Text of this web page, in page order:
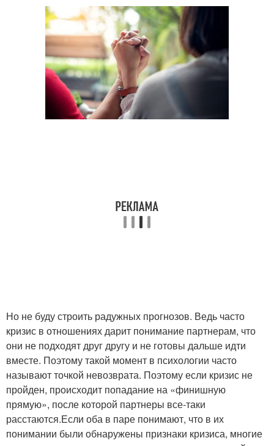
Но не буду строить радужных прогнозов. Ведь часто
кризис в отношениях дарит понимание партнерам, что
они не подходят друг другу и не готовы дальше идти
вместе. Поэтому такой момент в психологии часто
называют точкой невозврата. Поэтому если кризис не
пройден, происходит попадание на «финишную
прямую», после которой партнеры все-таки
расстаются.Если оба в паре понимают, что в их
понимании были обнаружены признаки кризиса, многие